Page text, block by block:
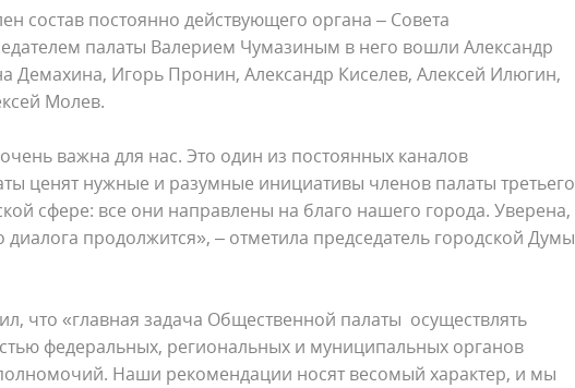
состав постоянно действующего органа – Совета
палаты Валерием Чумазиным в него вошли Александр
Демахина, Игорь Пронин, Александр Киселев, Алексей Илюгин,
Молев.
важна для нас. Это один из постоянных каналов
ценят нужные и разумные инициативы членов палаты третьего
сфере: все они направлены на благо нашего города. Уверена,
диалога продолжится», – отметила председатель городской Думы
что «главная задача Общественной палаты осуществлять
федеральных, региональных и муниципальных органов
Наши рекомендации носят весомый характер, и мы